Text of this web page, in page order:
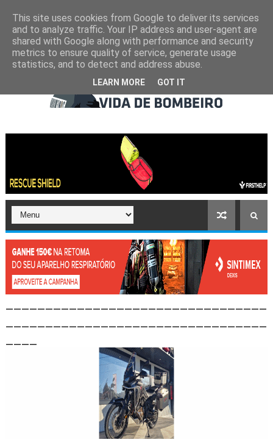
This site uses cookies from Google to deliver its services
and to analyze traffic. Your IP address and user-agent are
shared with Google along with performance and security
metrics to ensure quality of service, generate usage
statistics, and to detect and address abuse.
LEARN MORE GOT IT